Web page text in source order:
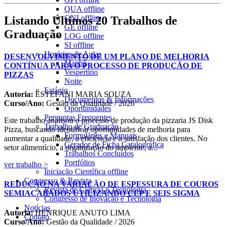
QUA offline
GNIoffline
GEoffline
LOG offline
SI offline
Horários de Aulas
Manhã
Vespertino
Noite
Estágio
Documentos & Informações
Oportunidades
Perguntas Frequentes
Trabalho de Graduação
Formulários e Manuais
Gerador de Ficha Catalográfica
Trabalhos Concluídos
Portfólios
Iniciação Científica offline
Congresso & Revista
Revista de Ciência e Tecnologia
Congresso de Inovação e Tecnologia
Notícias
Contato
Listando Últimos 20 Trabalhos de
Graduação
DESENVOLVIMENTO DE UM PLANO DE MELHORIA
CONTÍNUA PARA O PROCESSO DE PRODUÇÃO DE
PIZZAS
Autoria: ESTEFANI MARIA SOUZA
Curso/Ano: Gestão da Qualidade / 2026
Este trabalho analisou o processo de produção da pizzaria JS Disk
Pizza, buscando identificar oportunidades de melhoria para
aumentar a qualidade, a eficiência e a satisfação dos clientes. No
setor alimentício, a organização do ambiente, a...
ver trabalho >
REDUÇÃO NA VARIAÇÃO DE ESPESSURA DE COUROS
SEMIACABADOS UTILIZANDO CEP E SEIS SIGMA
Autoria:HENRIQUE ANUTO LIMA
Curso/Ano:Gestão da Qualidade / 2026